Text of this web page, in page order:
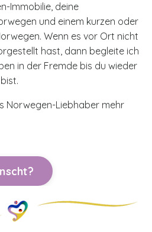
Immobilie, deine
und einem kurzen oder
Wenn es vor Ort nicht
hast, dann begleite ich
in der Fremde bis du wieder
Norwegen-Liebhaber mehr